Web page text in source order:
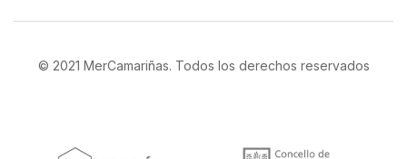
© 2021 MerCamariñas. Todos los derechos reservados